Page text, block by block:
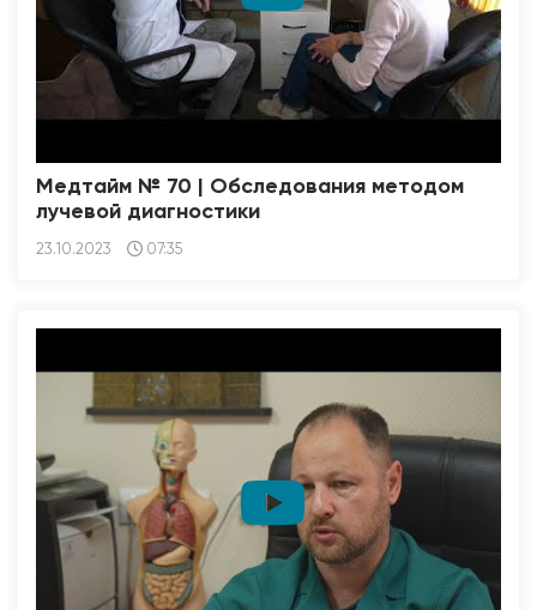
Медтайм № 70 | Обследования методом
лучевой диагностики
23.10.2023 07:35